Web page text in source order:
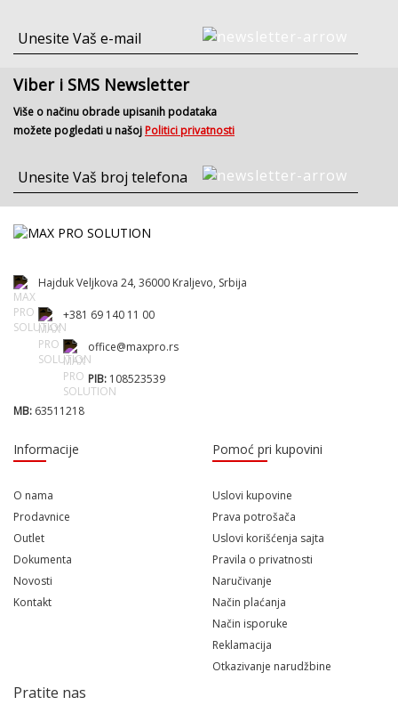
Viber i SMS Newsletter
Više o načinu obrade upisanih podataka
možete pogledati u našoj Politici privatnosti
Hajduk Veljkova 24, 36000 Kraljevo, Srbija
+381 69 140 11 00
office@maxpro.rs
PIB: 108523539
MB: 63511218
Informacije
O nama
Prodavnice
Outlet
Dokumenta
Novosti
Kontakt
Pomoć pri kupovini
Uslovi kupovine
Prava potrošača
Uslovi korišćenja sajta
Pravila o privatnosti
Naručivanje
Način plaćanja
Način isporuke
Reklamacija
Otkazivanje narudžbine
Pratite nas